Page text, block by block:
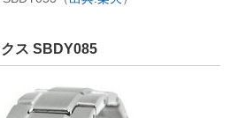
ス SBDY085